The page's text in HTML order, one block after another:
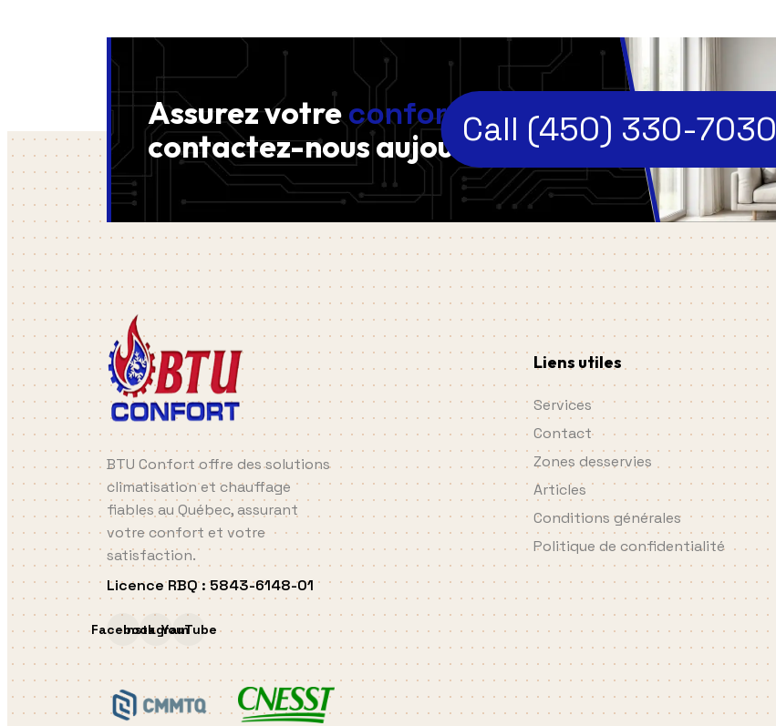
Assurez votreconfort ,
contactez-nousaujourd'hui!Call (450) 330-7030
BTU Confort offre des solutions
climatisation et chauffage
fiables au Québec, assurant
votre confort et votre
satisfaction.
Licence RBQ : 5843-6148-01
FacebookInstagramYouTube
Liens utiles
Services
Contact
Zones desservies
Articles
Conditions générales
Politique de confidentialité